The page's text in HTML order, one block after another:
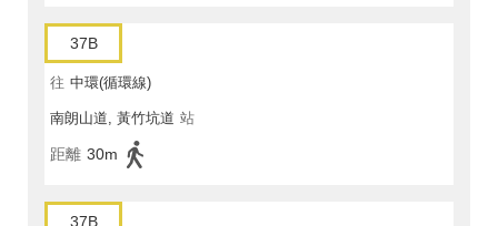
37B
往 中環(循環線)
南朗山道, 黃竹坑道 站
距離 30m
37B